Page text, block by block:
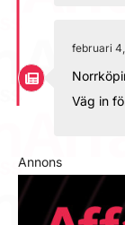
februari
Väg in
Annons